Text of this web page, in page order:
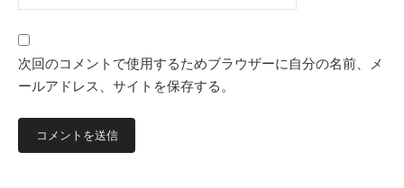
次回のコメントで使用するためブラウザーに自分の名前、メ
ールアドレス、サイトを保存する。